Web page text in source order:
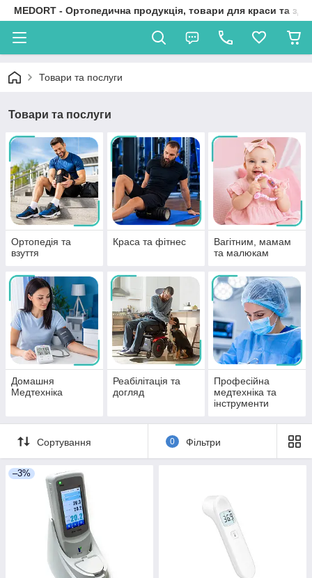
MEDORT - Ортопедична продукція, товари для краси та
Товари та послуги
Товари та послуги
Ортопедія та
взуття
Краса та фітнес
Вагітним, мамам
та малюкам
Домашня
Медтехніка
Реабілітація та
догляд
Професійна
медтехніка та
інструменти
Сортування 0 Фільтри
–3%